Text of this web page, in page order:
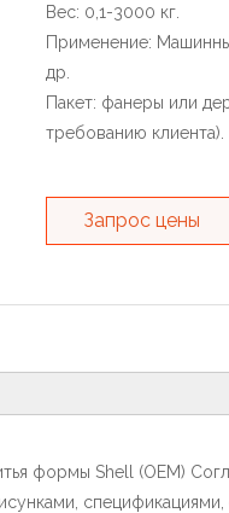
Вес: 0,1-3000 кг.
Применение:
др.
Пакет: фанеры или
требованию клиента).
Запрос цены
формы Shell (OEM)